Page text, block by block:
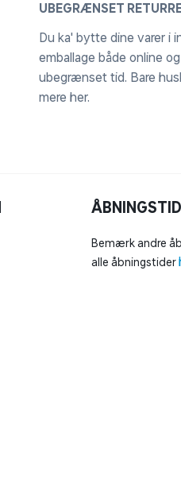
UBEGRÆNSET
Du ka' bytte dine varer i
emballage både online
ubegrænset tid. Bare
mere her.
Bemærk andre
alle åbningstider